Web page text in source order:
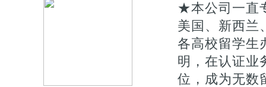
★本公司一直
美国、新西兰
各高校留学生
明，在认证业
位，成为无数